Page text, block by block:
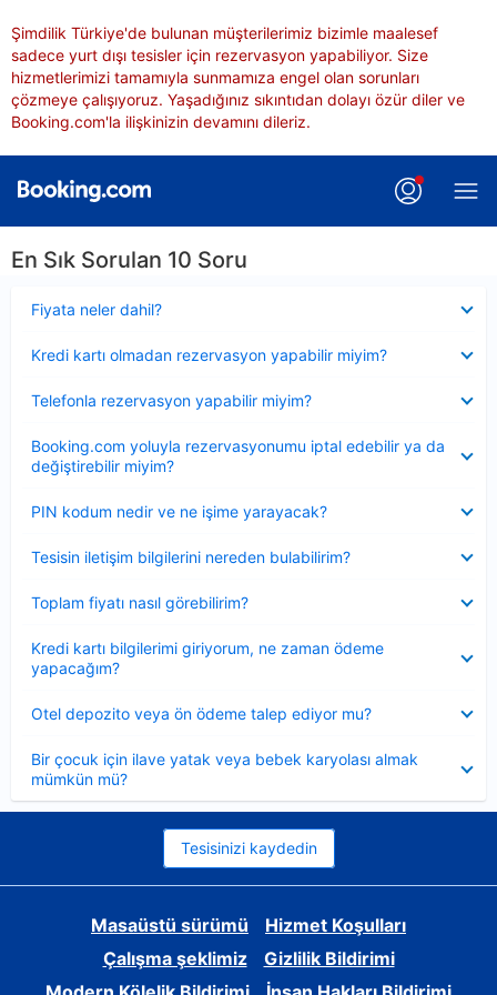
Şimdilik Türkiye'de bulunan müşterilerimiz bizimle maalesef
sadece yurt dışı tesisler için rezervasyon yapabiliyor. Size
hizmetlerimizi tamamıyla sunmamıza engel olan sorunları
çözmeye çalışıyoruz. Yaşadığınız sıkıntıdan dolayı özür diler ve
Booking.com'la ilişkinizin devamını dileriz.
En Sık Sorulan 10 Soru
Fiyata neler dahil?
Kredi kartı olmadan rezervasyon yapabilir miyim?
Telefonla rezervasyon yapabilir miyim?
Booking.com yoluyla rezervasyonumu iptal edebilir ya da
değiştirebilir miyim?
PIN kodum nedir ve ne işime yarayacak?
Tesisin iletişim bilgilerini nereden bulabilirim?
Toplam fiyatı nasıl görebilirim?
Kredi kartı bilgilerimi giriyorum, ne zaman ödeme
yapacağım?
Otel depozito veya ön ödeme talep ediyor mu?
Bir çocuk için ilave yatak veya bebek karyolası almak
mümkün mü?
Tesisinizi kaydedin
Masaüstü sürümü
Hizmet Koşulları
Çalışma şeklimiz
Gizlilik Bildirimi